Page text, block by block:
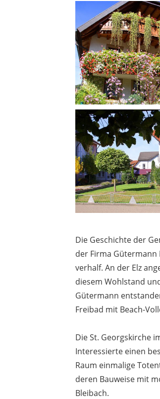
Die Geschichte der
der Firma Gütermann
verhalf. An der Elz
diesem Wohlstand
Gütermann
Freibad mit Beach-
Die St. Georgskirche
Interessierte einen
Raum einmalige
deren Bauweise mit
Bleibach.